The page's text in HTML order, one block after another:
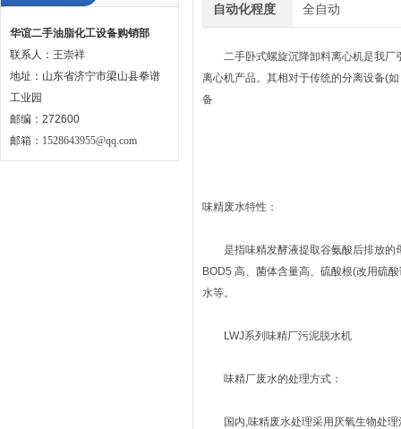
华谊二手油脂化工设备购销部
联系人：王崇祥
地址：山东省济宁市梁山县拳谱
工业园
邮编：272600
邮箱： 1528643955@qq.com
自动化程度 全自动
二手卧式螺旋沉降卸料离心机是我厂
离心机产品。其相对于传统的分离设备(
备
味精废水特性：
是指味精发酵液提取谷氨酸后排放的
BOD5 高、菌体含量高、硫酸根(改用硫
水等。
LWJ系列味精厂污泥脱水机
味精厂废水的处理方式：
国内,味精废水处理采用厌氧生物处理